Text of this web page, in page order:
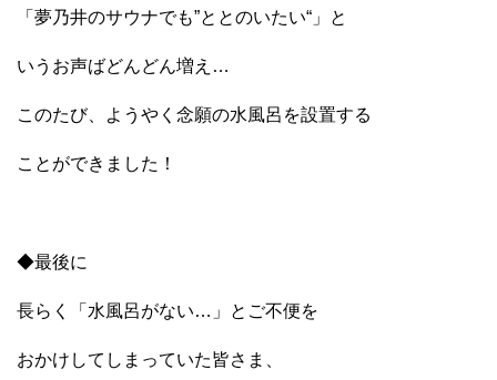
「夢乃井のサウナでも”ととのいたい“」と
いうお声ばどんどん増え…
このたび、ようやく念願の水風呂を設置する
ことができました！
◆最後に
長らく「水風呂がない…」とご不便を
おかけしてしまっていた皆さま、